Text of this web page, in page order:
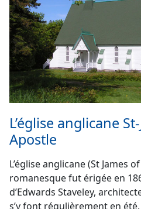
L’église anglicane
Apostle
L’église anglicane (St James
romanesque fut érigée en
d’Edwards Staveley,
s’y font régulièrement en été.